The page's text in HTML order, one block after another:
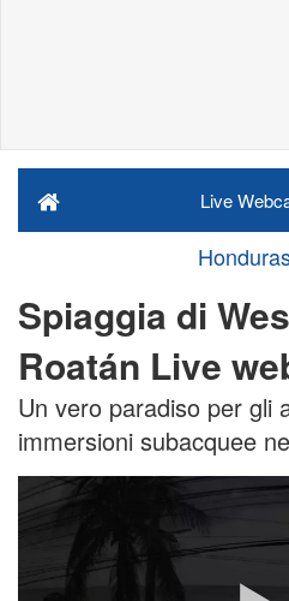
Live
Spiaggia di
Roatán Live
Un vero paradiso per gli
immersioni subacquee